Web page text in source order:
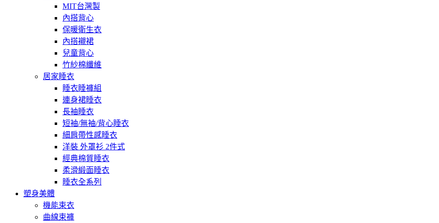
MIT台灣製
內搭背心
保暖衛生衣
內搭襯裙
兒童背心
竹紗棉纖維
居家睡衣
睡衣睡褲組
連身裙睡衣
長袖睡衣
短袖/無袖/背心睡衣
細肩帶性感睡衣
洋裝 外罩衫 2件式
經典棉質睡衣
柔滑緞面睡衣
睡衣全系列
塑身美體
機能束衣
曲線束褲